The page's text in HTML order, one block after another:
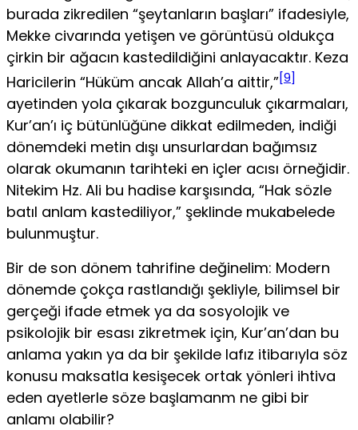
burada zikredilen “şeytanların başları” ifadesiyle,
Mekke civarında yetişen ve görüntüsü oldukça
çirkin bir ağacın kastedildiğini anlayacaktır. Keza
Haricilerin “Hüküm ancak Allah’a aittir,”[9]
ayetinden yola çıkarak bozgunculuk çıkarmaları,
Kur’an’ı iç bütünlüğüne dikkat edilmeden, indiği
dönemdeki metin dışı unsurlardan bağımsız
olarak okumanın tarihteki en içler acısı örneğidir.
Nitekim Hz. Ali bu hadise karşısında, “Hak sözle
batıl anlam kastediliyor,” şeklinde mukabelede
bulunmuştur.
Bir de son dönem tahrifine değinelim: Modern
dönemde çok­ça rastlandığı şekliyle, bilimsel bir
gerçeği ifade etmek ya da sosyolojik ve
psikolojik bir esası zikretmek için, Kur’an’dan bu
anlama yakın ya da bir şekilde lafız itibarıyla söz
konu­su maksatla kesişecek ortak yönleri ihtiva
eden ayetlerle söze başlamanm ne gibi bir
anlamı olabilir?